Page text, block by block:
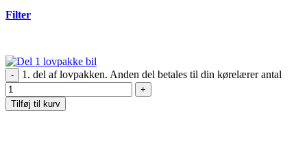
Filter
1. del af lovpakken. Anden del betales til din kørelærer antal
Tilføj til kurv